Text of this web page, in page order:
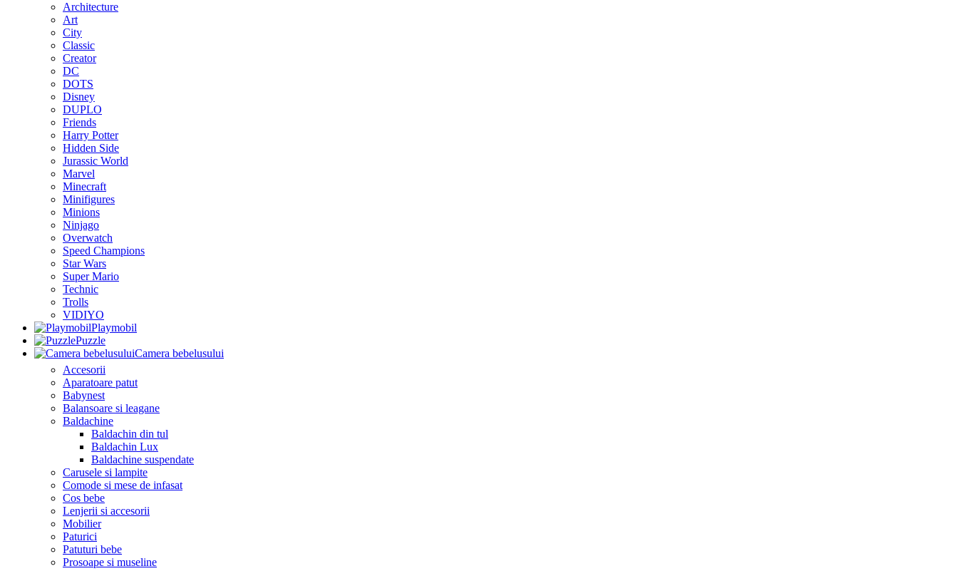
Architecture
Art
City
Classic
Creator
DC
DOTS
Disney
DUPLO
Friends
Harry Potter
Hidden Side
Jurassic World
Marvel
Minecraft
Minifigures
Minions
Ninjago
Overwatch
Speed Champions
Star Wars
Super Mario
Technic
Trolls
VIDIYO
Playmobil
Puzzle
Camera bebelusului
Accesorii
Aparatoare patut
Babynest
Balansoare si leagane
Baldachine
Baldachin din tul
Baldachin Lux
Baldachine suspendate
Carusele si lampite
Comode si mese de infasat
Cos bebe
Lenjerii si accesorii
Mobilier
Paturici
Patuturi bebe
Prosoape si museline